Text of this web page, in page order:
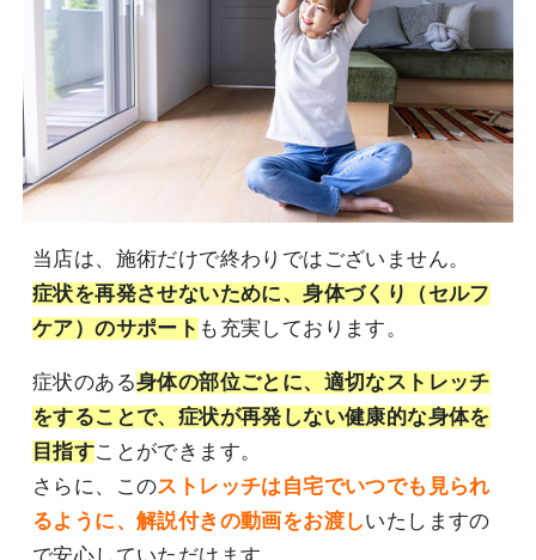
当店は、施術だけで終わりではございません。
症状を再発させないために、身体づくり（セルフ
ケア）のサポート も充実しております。
症状のある身体の部位ごとに、適切なストレッチ
をすることで、症状が再発しない健康的な身体を
目指すことができます。
さらに、このストレッチは自宅でいつでも見られ
るように、解説付きの動画をお渡しいたしますの
で安心していただけます。